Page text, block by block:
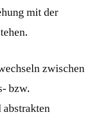
mit der
stehen.
zwischen
bzw.